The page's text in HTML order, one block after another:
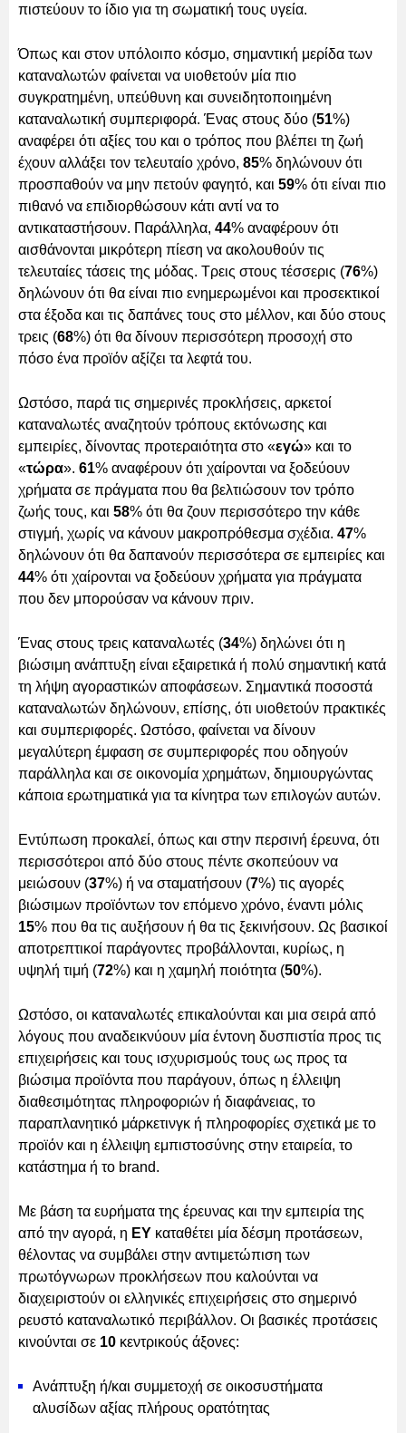
πιστεύουν το ίδιο για τη σωματική τους υγεία.
Όπως και στον υπόλοιπο κόσμο, σημαντική μερίδα των
καταναλωτών φαίνεται να υιοθετούν μία πιο
συγκρατημένη, υπεύθυνη και συνειδητοποιημένη
καταναλωτική συμπεριφορά. Ένας στους δύο (51%)
αναφέρει ότι αξίες του και ο τρόπος που βλέπει τη ζωή
έχουν αλλάξει τον τελευταίο χρόνο, 85% δηλώνουν ότι
προσπαθούν να μην πετούν φαγητό, και 59% ότι είναι πιο
πιθανό να επιδιορθώσουν κάτι αντί να το
αντικαταστήσουν. Παράλληλα, 44% αναφέρουν ότι
αισθάνονται μικρότερη πίεση να ακολουθούν τις
τελευταίες τάσεις της μόδας. Τρεις στους τέσσερις (76%)
δηλώνουν ότι θα είναι πιο ενημερωμένοι και προσεκτικοί
στα έξοδα και τις δαπάνες τους στο μέλλον, και δύο στους
τρεις (68%) ότι θα δίνουν περισσότερη προσοχή στο
πόσο ένα προϊόν αξίζει τα λεφτά του.
Ωστόσο, παρά τις σημερινές προκλήσεις, αρκετοί
καταναλωτές αναζητούν τρόπους εκτόνωσης και
εμπειρίες, δίνοντας προτεραιότητα στο «εγώ» και το
«τώρα». 61% αναφέρουν ότι χαίρονται να ξοδεύουν
χρήματα σε πράγματα που θα βελτιώσουν τον τρόπο
ζωής τους, και 58% ότι θα ζουν περισσότερο την κάθε
στιγμή, χωρίς να κάνουν μακροπρόθεσμα σχέδια. 47%
δηλώνουν ότι θα δαπανούν περισσότερα σε εμπειρίες και
44% ότι χαίρονται να ξοδεύουν χρήματα για πράγματα
που δεν μπορούσαν να κάνουν πριν.
Ένας στους τρεις καταναλωτές (34%) δηλώνει ότι η
βιώσιμη ανάπτυξη είναι εξαιρετικά ή πολύ σημαντική κατά
τη λήψη αγοραστικών αποφάσεων. Σημαντικά ποσοστά
καταναλωτών δηλώνουν, επίσης, ότι υιοθετούν πρακτικές
και συμπεριφορές. Ωστόσο, φαίνεται να δίνουν
μεγαλύτερη έμφαση σε συμπεριφορές που οδηγούν
παράλληλα και σε οικονομία χρημάτων, δημιουργώντας
κάποια ερωτηματικά για τα κίνητρα των επιλογών αυτών.
Εντύπωση προκαλεί, όπως και στην περσινή έρευνα, ότι
περισσότεροι από δύο στους πέντε σκοπεύουν να
μειώσουν (37%) ή να σταματήσουν (7%) τις αγορές
βιώσιμων προϊόντων τον επόμενο χρόνο, έναντι μόλις
15% που θα τις αυξήσουν ή θα τις ξεκινήσουν. Ως βασικοί
αποτρεπτικοί παράγοντες προβάλλονται, κυρίως, η
υψηλή τιμή (72%) και η χαμηλή ποιότητα (50%).
Ωστόσο, οι καταναλωτές επικαλούνται και μια σειρά από
λόγους που αναδεικνύουν μία έντονη δυσπιστία προς τις
επιχειρήσεις και τους ισχυρισμούς τους ως προς τα
βιώσιμα προϊόντα που παράγουν, όπως η έλλειψη
διαθεσιμότητας πληροφοριών ή διαφάνειας, το
παραπλανητικό μάρκετινγκ ή πληροφορίες σχετικά με το
προϊόν και η έλλειψη εμπιστοσύνης στην εταιρεία, το
κατάστημα ή το brand.
Με βάση τα ευρήματα της έρευνας και την εμπειρία της
από την αγορά, η ΕΥ καταθέτει μία δέσμη προτάσεων,
θέλοντας να συμβάλει στην αντιμετώπιση των
πρωτόγνωρων προκλήσεων που καλούνται να
διαχειριστούν οι ελληνικές επιχειρήσεις στο σημερινό
ρευστό καταναλωτικό περιβάλλον. Οι βασικές προτάσεις
κινούνται σε 10 κεντρικούς άξονες:
Ανάπτυξη ή/και συμμετοχή σε οικοσυστήματα
αλυσίδων αξίας πλήρους ορατότητας